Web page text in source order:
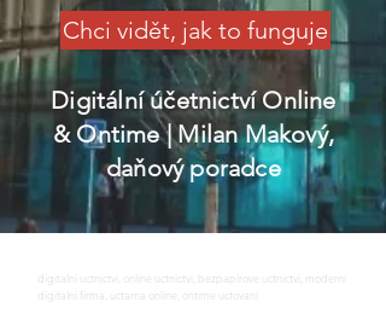
Chci vidět, jak to funguje
Digitální účetnictví Online
& Ontime| Milan Makový,
daňový poradce
digitalni uctnictvi, online uctnictvi, bezpapirove uctnictvi, moderni
digitalni firma, uctarna online, ontime uctovani